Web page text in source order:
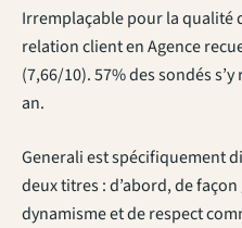
Irremplaçable pour la qualité
relation client en Agence
(7,66/10). 57% des sondés
an.
Generali est spécifiquement
deux titres : d’abord, de
dynamisme et de respect